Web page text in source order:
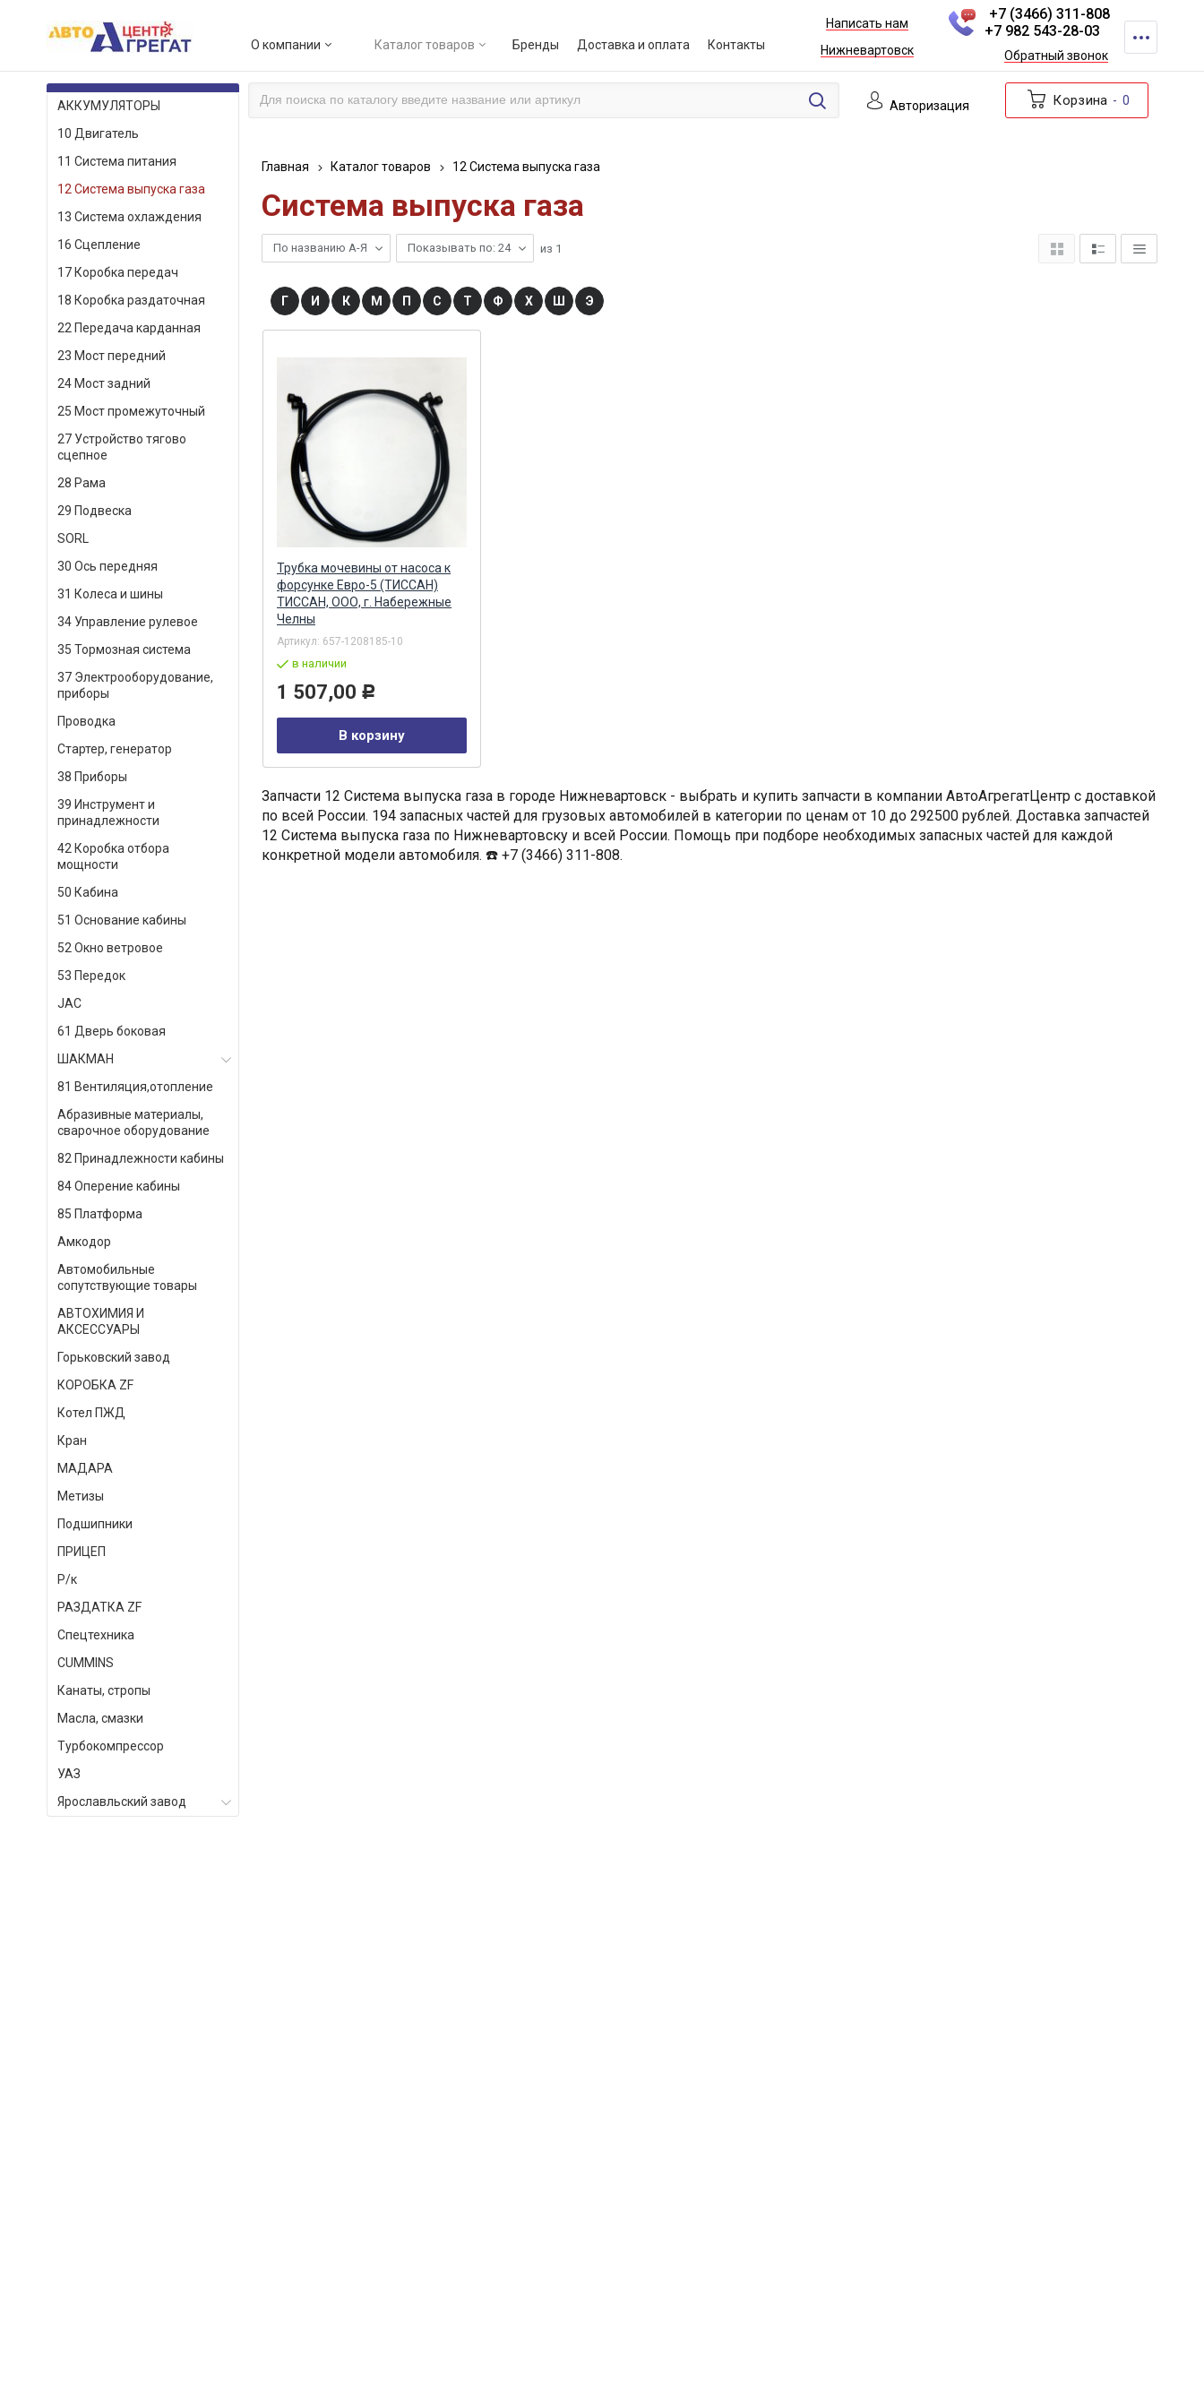
О компании Каталог товаров Бренды Доставка и оплата Контакты
Написать нам
Нижневартовск
+7 (3466) 311-808
+7 982 543-28-03
Обратный звонок
КАТАЛОГ ТОВАРОВ Авторизация Корзина 0
АККУМУЛЯТОРЫ
10 Двигатель
11 Система питания
12 Система выпуска газа
13 Система охлаждения
16 Сцепление
17 Коробка передач
18 Коробка раздаточная
22 Передача карданная
23 Мост передний
24 Мост задний
25 Мост промежуточный
27 Устройство тягово
сцепное
28 Рама
29 Подвеска
SORL
30 Ось передняя
31 Колеса и шины
34 Управление рулевое
35 Тормозная система
37 Электрооборудование,
приборы
Проводка
Стартер, генератор
38 Приборы
39 Инструмент и
принадлежности
42 Коробка отбора
мощности
50 Кабина
51 Основание кабины
52 Окно ветровое
53 Передок
JAC
61 Дверь боковая
ШАКМАН
81 Вентиляция,отопление
Абразивные материалы,
сварочное оборудование
82 Принадлежности кабины
84 Оперение кабины
85 Платформа
Амкодор
Автомобильные
сопутствующие товары
АВТОХИМИЯ И
АКСЕССУАРЫ
Горьковский завод
КОРОБКА ZF
Котел ПЖД
Кран
МАДАРА
Метизы
Подшипники
ПРИЦЕП
Р/к
РАЗДАТКА ZF
Спецтехника
СUMMINS
Канаты, стропы
Масла, смазки
Турбокомпрессор
УАЗ
Ярославльский завод
Главная Каталог товаров 12 Система выпуска газа
Система выпуска газа
По названию А-Я Показывать по: 24 из 1
Г И К М П С Т Ф Х Ш Э
Трубка мочевины от насоса к
форсунке Евро-5 (ТИССАН)
ТИССАН, ООО, г. Набережные
Челны
Артикул: 657-1208185-10
в наличии
1 507,00 Р
В корзину
Запчасти 12 Система выпуска газа в городе Нижневартовск - выбрать и купить запчасти в компании АвтоАгрегатЦентр с доставкой
по всей России. 194 запасных частей для грузовых автомобилей в категории по ценам от 10 до 292500 рублей. Доставка запчастей
12 Система выпуска газа по Нижневартовску и всей России. Помощь при подборе необходимых запасных частей для каждой
конкретной модели автомобиля. ☎️ +7 (3466) 311-808.